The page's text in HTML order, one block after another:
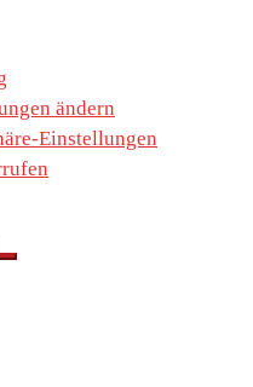
ändern
Einstellungen
Suchen …